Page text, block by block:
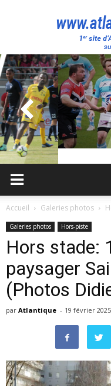
Accueil Galeries photos
Galeries photos Hors-piste
Hors stade:
paysager
(Photos
par Atlantique - 19 février 2025